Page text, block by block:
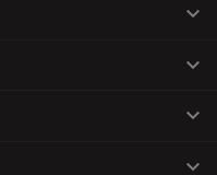



